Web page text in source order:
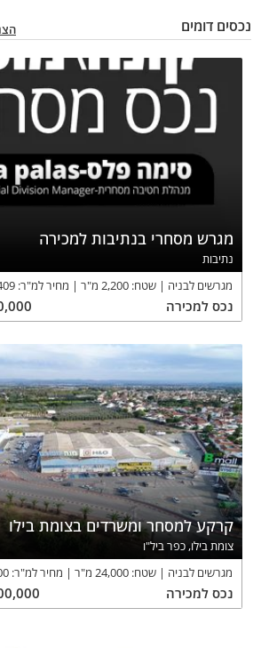
נכסים דומים
מגרש מסחרי בנתיבות למכירה
נתיבות
מגרשים לבניה
שטח: 2,200 מ"ר מחיר למ"ר:
נכס למכירה
קרקע למסחר ומשרדים בצומת בילו
צומת בילו, כפר ביל"ו
מגרשים לבניה
שטח: 24,000 מ"ר מחיר למ"ר:
נכס למכירה